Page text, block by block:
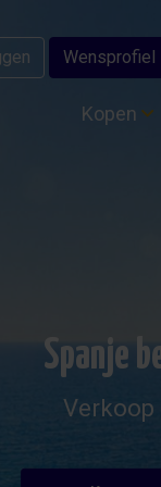
Wensprofiel
Kopen
Spanje
Verkoop